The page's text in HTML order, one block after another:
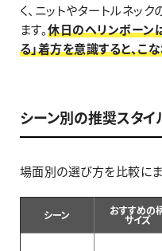
く、ニットやタートルネッ
ます。休日のヘリンボーン
る」着方を意識すると、こ
シーン別の推奨スタイ
場面別の選び方を比較にま
シーン おすすめの
サイズ